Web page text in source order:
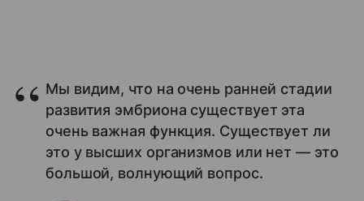
Мы видим, что на очень ранней стадии
развития эмбриона существует эта
очень важная функция. Существует ли
это у высших организмов или нет — это
большой, волнующий вопрос.